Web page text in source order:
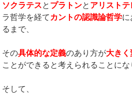
ソクラテスと プラトンと アリストテ
ラ哲学を経て カントの認識論哲学に
るまで、
その具体的な定義のあり方が大きく
ことができると考えられることにな
そして、